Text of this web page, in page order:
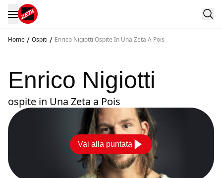
Home / Ospiti / Enrico Nigiotti Ospite In Una Zeta A Pois
Enrico Nigiotti
ospite in Una Zeta a Pois
Vai alla puntata